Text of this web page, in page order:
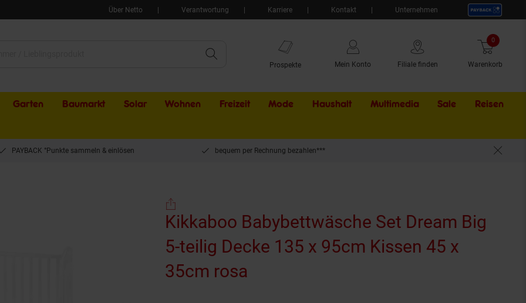
Über Netto Verantwortung Karriere Kontakt Unternehmen
Prospekte Mein Konto Filiale finden Warenkorb
0 Artikel
Garten Baumarkt Solar Wohnen Freizeit Mode Haushalt Multimedia Sale Externer
Reisen
PAYBACK °Punkte sammeln & einlösen bequem per Rechnung bezahlen***
Kikkaboo Babybettwäsche Set Dream Big
5-teilig Decke 135 x 95cm Kissen 45 x
35cm rosa